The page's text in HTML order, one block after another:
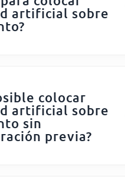
artificial sobre
colocar
artificial sobre
sin
previa?